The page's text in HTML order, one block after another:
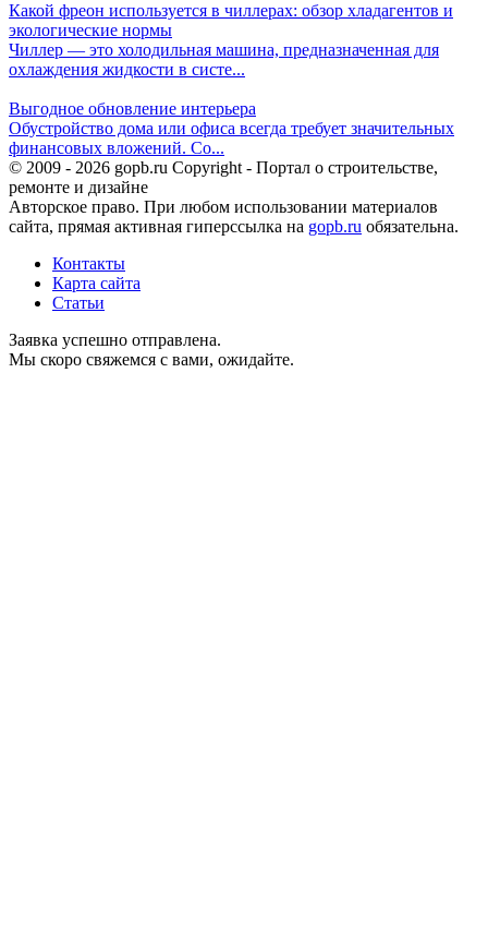
Какой фреон используется в чиллерах: обзор хладагентов и
экологические нормы
Чиллер — это холодильная машина, предназначенная для
охлаждения жидкости в систе...
Выгодное обновление интерьера
Обустройство дома или офиса всегда требует значительных
финансовых вложений. Со...
© 2009 - 2026 gopb.ru Copyright - Портал о строительстве,
ремонте и дизайне
Авторское право. При любом использовании материалов
сайта, прямая активная гиперссылка на gopb.ru обязательна.
Контакты
Карта сайта
Статьи
Заявка успешно отправлена.
Мы скоро свяжемся с вами, ожидайте.